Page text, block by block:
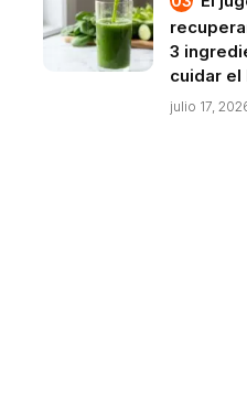
3
cuidar el
julio 17,